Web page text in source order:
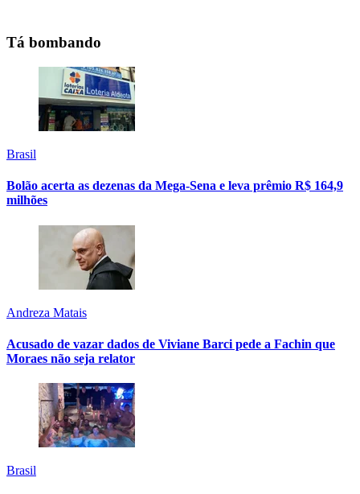
Tá bombando
Brasil
Bolão acerta as dezenas da Mega-Sena e leva prêmio R$ 164,9
milhões
Andreza Matais
Acusado de vazar dados de Viviane Barci pede a Fachin que
Moraes não seja relator
Brasil